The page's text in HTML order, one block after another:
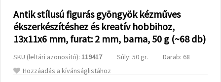
analitikai és
marketingpartnereink
segítségével
elfogadása"
gombra
kattintva
elfogadhatja
Antik stílusú figurás gyöngyök kézműves
ékszerkészítéshez és kreatív hobbihoz,
13x11x6 mm, furat: 2 mm, barna, 50 g (~68 db)
SKU (leltári azonosító): 119417 Súly: 50 gr.
Darab: 68
Hozzáadás a kívánságlistához